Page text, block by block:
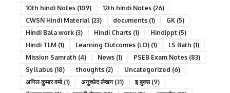
10th hindi Notes (109) 12th hindi Notes (26)
CWSN Hindi Material (23) documents (1) GK (5)
Hindi Bala work (3) Hindi Charts (1) Hindippt (5)
Hindi TLM (1) Learning Outcomes (LO) (1) LS Bath (1)
Mission Samrath (4) News (1) PSEB Exam Notes (83)
Syllabus (18) thoughts (2) Uncategorized (6)
अनिल कुमार वर्मा(1) अनुच्छेद लेखन(31) इ बुक्स(9)